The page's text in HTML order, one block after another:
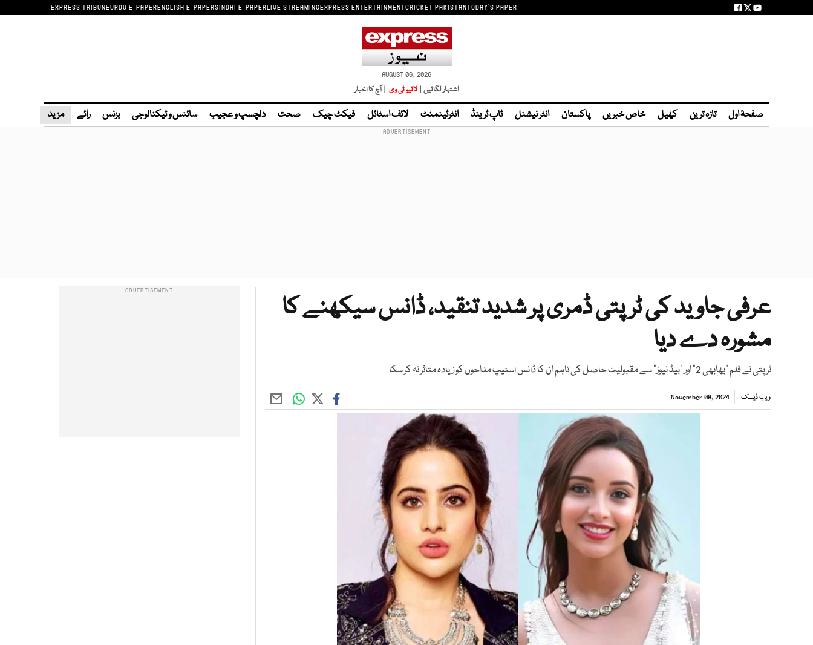
EXPRESS TRIBUNEURDU E-PAPERENGLISH E-PAPERSINDHI E-PAPERLIVE STREAMINGEXPRESS ENTERTAINMENTCRICKET PAKISTANTODAY'S PAPER
AUGUST 06, 2026
اشتہار لگائیں | لائیو ٹی وی | آج کا اخبار
صفحۂ اول تازہ ترین کھیل خاص خبریں پاکستان انٹر نیشنل ٹاپ ٹرینڈ انٹرٹینمنٹ لائف اسٹائل فیکٹ چیک صحت دلچسپ و عجیب سائنس و ٹیکنالوجی بزنس رائے مزید
عرفی جاوید کی ٹرپتی ڈمری پر شدید تنقید، ڈانس سیکھنے کا
مشورہ دے دیا
ٹرپتی نے فلم "بھاٖبھی 2" اور "بیڈ نیوز" سے مقبولیت حاصل کی تاہم ان کا ڈانس اسٹیپ مداحوں کو زیادہ متاثر نہ کر سکا
ویب ڈیسک November 08, 2024